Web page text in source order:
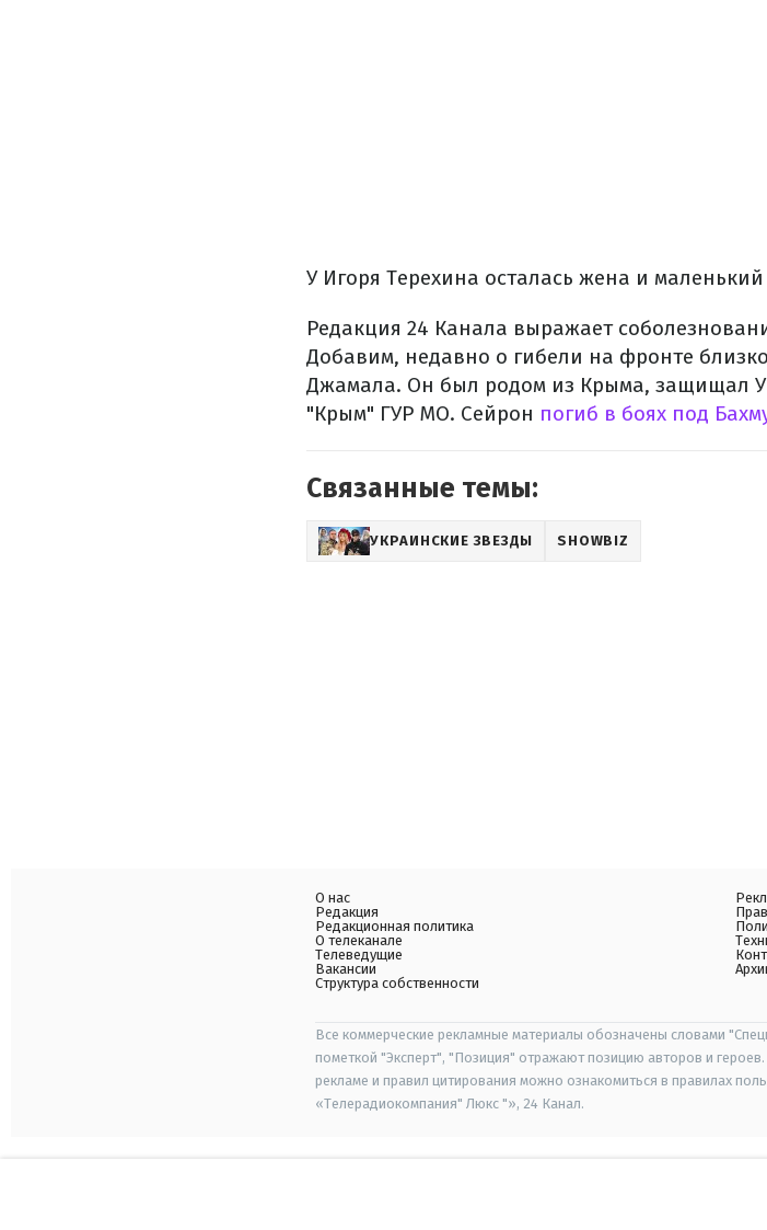
У Игоря Терехина осталась жена и
Редакция 24 Канала выражает
Добавим, недавно о гибели на фронте
Джамала. Он был родом из Крыма, защищал
"Крым" ГУР МО. Сейрон погиб в боях под
Связанные темы:
УКРАИНСКИЕ ЗВЕЗДЫ SHOWBIZ
О нас
Редакция
Редакционная политика
О телеканале
Телеведущие
Вакансии
Структура собственности
Все коммерческие рекламные материалы обозначены словами
пометкой "Эксперт", "Позиция" отражают позицию авторов и
рекламе и правил цитирования можно ознакомиться в правилах
«Телерадиокомпания" Люкс "», 24 Канал.